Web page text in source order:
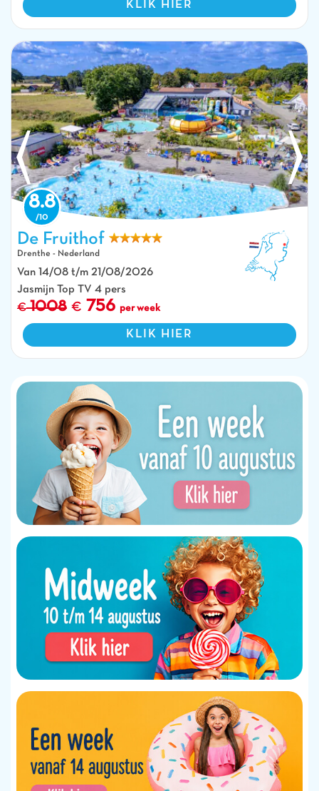
KLIK HIER
Buitenbaden, waterglijbanen en stoelen op camping CAPFUN De Fruithof
8.8
De Fruithof
Drenthe - Nederland
Van 14/08 t/m 21/08/2026
Jasmijn Top TV 4 pers
1008 756 per week
KLIK HIER